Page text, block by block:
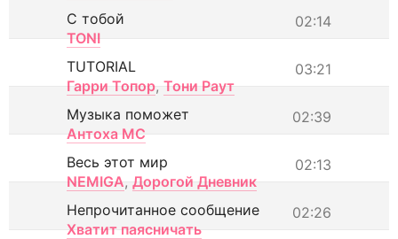
02:14
С тобой
TONI
03:21
TUTORIAL
Гарри Топор, Тони Раут
02:39
Музыка поможет
Антоха МС
02:13
Весь этот мир
NEMIGA, Дорогой Дневник
02:26
Непрочитанное сообщение
Хватит паясничать